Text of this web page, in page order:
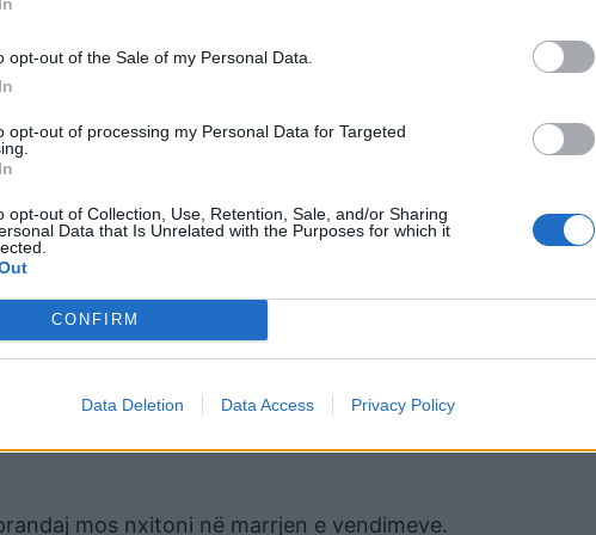
opt-out of the Sale of my Personal Data.
opt-out of processing my Personal Data for Targeted
opt-out of Collection, Use, Retention, Sale, and/or Sharing
Data that Is Unrelated with the Purposes for which it
CONFIRM
Data Deletion Data Access Privacy Policy
të mos jeni pasivë, në çështjet familjare dhe problemet
në shenjën e Bricjapit, ju ndihmon në pjesën e
të sigurt në mënyra të ndryshme, për sinqeritetin e
e tij ndaj jush!
bëjnë me punën dhe familjen. Kalimi i njëkohshëm i
në shtëpi dhe familje.
re interesante sot.
me shpirtin tuaj binjak, duke gjetur zgjidhje për çështjet
mos nxitoni në marrjen e vendimeve.